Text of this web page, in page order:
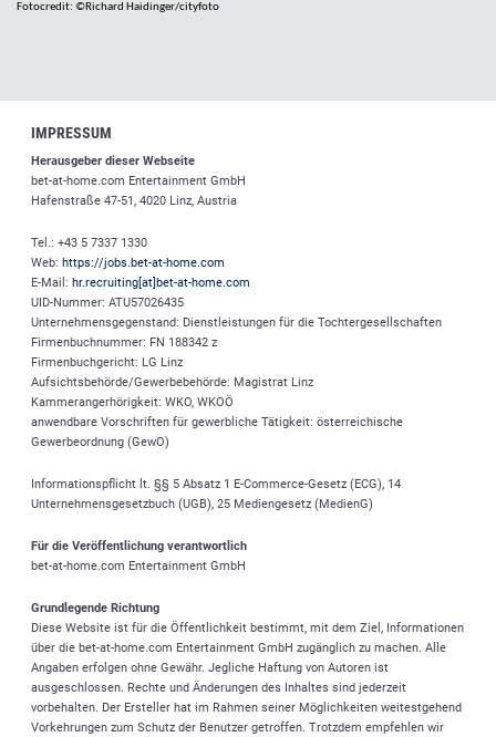
Fotocredit: ©Richard Haidinger/cityfoto
IMPRESSUM
Herausgeber dieser Webseite
bet-at-home.com Entertainment GmbH
Hafenstraße 47-51, 4020 Linz, Austria
Tel.: +43 5 7337 1330
Web:https://jobs.bet-at-home.com
E-Mail:hr.recruiting[at]bet-at-home.com
UID-Nummer: ATU57026435
Unternehmensgegenstand: Dienstleistungen für die Tochtergesellschaften
Firmenbuchnummer: FN 188342 z
Firmenbuchgericht: LG Linz
Aufsichtsbehörde/Gewerbebehörde: Magistrat Linz
Kammerangerhörigkeit: WKO, WKOÖ
anwendbare Vorschriften für gewerbliche Tätigkeit: österreichische
Gewerbeordnung (GewO)
Informationspflicht lt. §§ 5 Absatz 1 E-Commerce-Gesetz (ECG), 14
Unternehmensgesetzbuch (UGB), 25 Mediengesetz (MedienG)
Für die Veröffentlichung verantwortlich
bet-at-home.com Entertainment GmbH
Grundlegende Richtung
Diese Website ist für die Öffentlichkeit bestimmt, mit dem Ziel, Informationen
über diebet-at-home.com Entertainment GmbH zugänglich zu machen. Alle
Angaben erfolgen ohne Gewähr. Jegliche Haftung von Autoren ist
ausgeschlossen. Rechte und Änderungen des Inhaltes sind jederzeit
vorbehalten. Der Ersteller hat im Rahmen seiner Möglichkeiten weitestgehend
Vorkehrungen zum Schutz der Benutzer getroffen. Trotzdem empfehlen wir